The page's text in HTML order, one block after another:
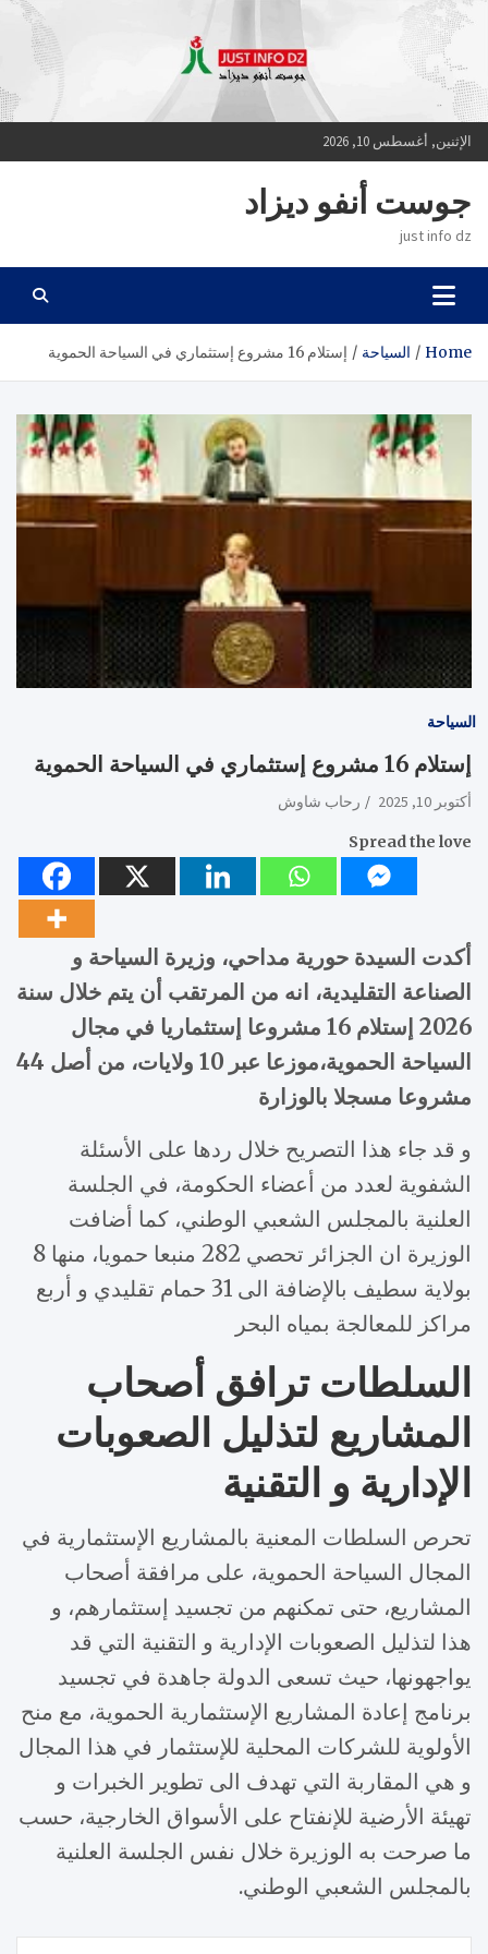
Skip
content
الإثنين, أغسطس 10, 2026
جوست أنفو ديزاد
just info dz
Home السياحة إستلام 16 مشروع إستثماري في السياحة الحموية
السياحة
إستلام 16 مشروع إستثماري في السياحة الحموية
أكتوبر 10, 2025 رحاب شاوش
Spread the love
أكدت السيدة حورية مداحي، وزيرة السياحة و
الصناعة التقليدية، انه من المرتقب أن يتم خلال سنة
2026 إستلام 16 مشروعا إستثماريا في مجال
السياحة الحموية،موزعا عبر 10 ولايات، من أصل 44
مشروعا مسجلا بالوزارة
و قد جاء هذا التصريح خلال ردها على الأسئلة
الشفوية لعدد من أعضاء الحكومة، في الجلسة
العلنية بالمجلس الشعبي الوطني، كما أضافت
الوزيرة ان الجزائر تحصي 282 منبعا حمويا، منها 8
بولاية سطيف بالإضافة الى 31 حمام تقليدي و أربع
مراكز للمعالجة بمياه البحر
السلطات ترافق أصحاب
المشاريع لتذليل الصعوبات
الإدارية و التقنية
تحرص السلطات المعنية بالمشاريع الإستثمارية في
المجال السياحة الحموية، على مرافقة أصحاب
المشاريع، حتى تمكنهم من تجسيد إستثمارهم، و
هذا لتذليل الصعوبات الإدارية و التقنية التي قد
يواجهونها، حيث تسعى الدولة جاهدة في تجسيد
برنامج إعادة المشاريع الإستثمارية الحموية، مع منح
الأولوية للشركات المحلية للإستثمار في هذا المجال
و هي المقاربة التي تهدف الى تطوير الخبرات و
تهيئة الأرضية للإنفتاح على الأسواق الخارجية، حسب
ما صرحت به الوزيرة خلال نفس الجلسة العلنية
بالمجلس الشعبي الوطني.